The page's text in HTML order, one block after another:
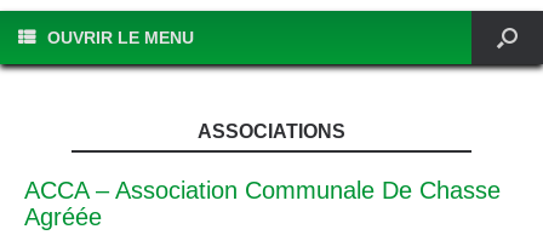
OUVRIR LE MENU
ASSOCIATIONS
ACCA – Association Communale De Chasse
Agréée